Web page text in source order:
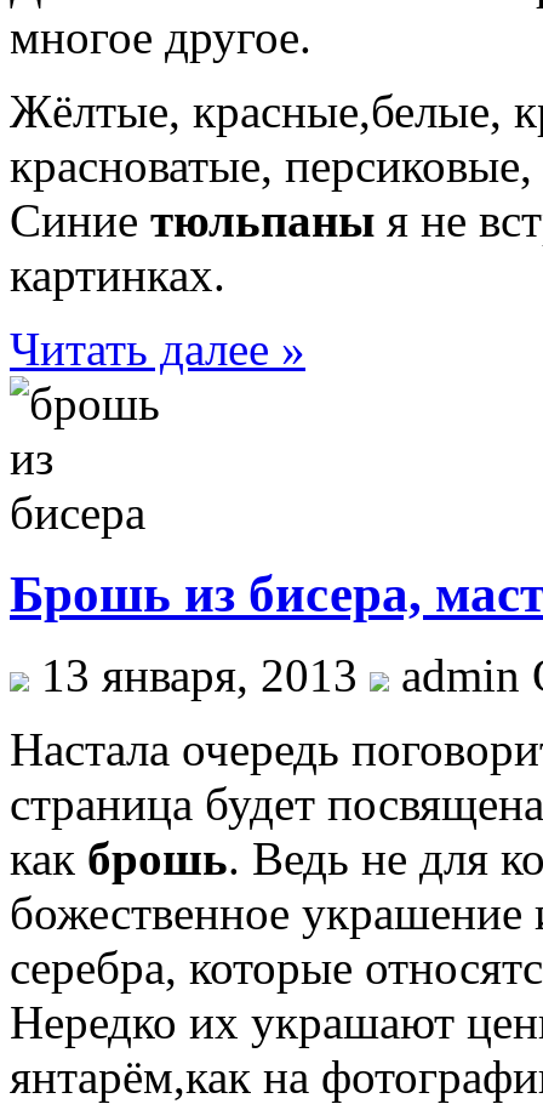
многое другое.
Жёлтые, красные,белые,
красноватые,
Синие тюльпаны я не
картинках.
Читать далее »
Брошь из бисера,
13 января, 2013
admin
Настала очередь
страница будет
как брошь. Ведь не для
божественное украшение
серебра, которые
Нередко их украшают
янтарём,как на